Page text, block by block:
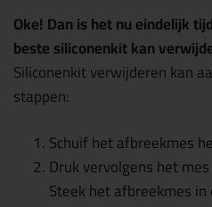
Oke! Dan is het nu eindelijk
beste siliconenkit kan
Siliconenkit verwijderen kan
stappen:
Schuif het afbreekmes
Druk vervolgens het
Steek het afbreekmes